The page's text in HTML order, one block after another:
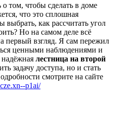
том, чтобы сделать в доме
что это сплошная
выбрать, как рассчитать угол
Но на самом деле всё
первый взгляд. Я сам пережил
ценными наблюдениями и
лестница на второй
задачу доступа, но и стать
смотрите на сайте
p1ai/